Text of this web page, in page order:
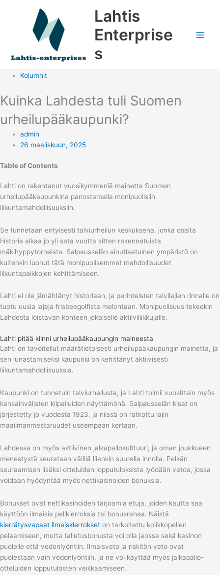
Lahtis
Enterprise
s
Kolumnit
Kuinka Lahdesta tuli Suomen
urheilupääkaupunki?
admin
26 maaliskuun, 2025
Table of Contents
Lahti on rakentanut vuosikymmeniä mainetta Suomen
urheilupääkaupunkina panostamalla monipuolisiin
liikuntamahdollisuuksiin.
Se tunnetaan erityisesti talviurheilun keskuksena, jonka osalta
historia alkaa jo yli sata vuotta sitten rakennetuista
mäkihyppytorneista. Salpausselän ainutlaatuinen ympäristö on
kuitenkin luonut tätä monipuolisemmat mahdollisuudet
liikuntapaikkojen kehittämiseen.
Lahti ei ole jämähtänyt historiaan, ja perinteisten talvilajien rinnalle on
tuotu uusia lajeja frisbeegolfista melontaan. Monipuolisuus tekeekin
Lahdesta loistavan kohteen jokaiselle aktiiviliikkujalle.
Lahti pitää kiinni urheilupääkaupungin maineesta
Lahti on tavoitellut määrätietoisesti urheilupääkaupungin mainetta, ja
sen lunastamiseksi kaupunki on kehittänyt aktiivisesti
liikuntamahdollisuuksia.
Kaupunki on tunnetuin talviurheilusta, ja Lahti toimii vuosittain myös
kansainvälisten kilpailuiden näyttämönä. Salpausselän kisat on
järjestetty jo vuodesta 1923, ja niissä on ratkottu lajin
maailmanmestaruudet useampaan kertaan.
Lahdessa on myös aktiivinen jalkapallokulttuuri, ja oman joukkueen
menestystä seurataan välillä liiankin suurella innolla. Pelkän
seuraamisen lisäksi otteluiden lopputuloksista lyödään vetoa, jossa
voidaan hyödyntää myös nettikasinoiden bonuksia.
Bonukset ovat nettikasinoiden tarjoamia etuja, joiden kautta saa
käyttöön ilmaisia pelikierroksia tai bonusrahaa. Näistä
kierrätysvapaat ilmaiskierrokset on tarkoitettu kolikkopelien
pelaamiseen, mutta talletusbonusta voi olla jaossa sekä kasinon
puolelle että vedonlyöntiin. Ilmaisveto ja riskitön veto ovat
puolestaan vain vedonlyöntiin, ja ne voi käyttää myös jalkapallo-
otteluiden lopputulosten veikkaamiseen.